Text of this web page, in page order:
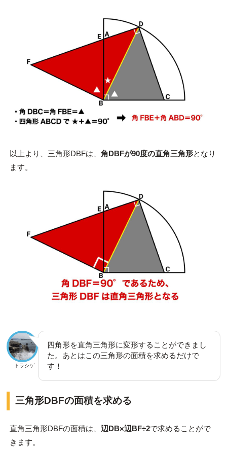
以上より、三角形DBFは、 角DBFが90度の直角三角形となり
ます。
トラシゲ
四角形を直角三角形に変形することができまし
た。あとはこの三角形の面積を求めるだけで
す！
三角形DBFの面積を求める
直角三角形DBFの面積は、 辺DB×辺BF÷2で求めることがで
きます。